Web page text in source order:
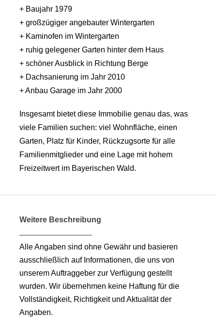
+ Baujahr 1979
+ großzügiger angebauter Wintergarten
+ Kaminofen im Wintergarten
+ ruhig gelegener Garten hinter dem Haus
+ schöner Ausblick in Richtung Berge
+ Dachsanierung im Jahr 2010
+ Anbau Garage im Jahr 2000
Insgesamt bietet diese Immobilie genau das, was
viele Familien suchen: viel Wohnfläche, einen
Garten, Platz für Kinder, Rückzugsorte für alle
Familienmitglieder und eine Lage mit hohem
Freizeitwert im Bayerischen Wald.
Weitere Beschreibung
Alle Angaben sind ohne Gewähr und basieren
ausschließlich auf Informationen, die uns von
unserem Auftraggeber zur Verfügung gestellt
wurden. Wir übernehmen keine Haftung für die
Vollständigkeit, Richtigkeit und Aktualität der
Angaben.